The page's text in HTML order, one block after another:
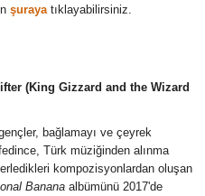
şuraya tıklayabilirsiniz.
(King Gizzard and the Wizard
bağlamayı ve çeyrek
Türk müziğinden alınma
kompozisyonlardan oluşan
Bananaalbümünü 2017'de